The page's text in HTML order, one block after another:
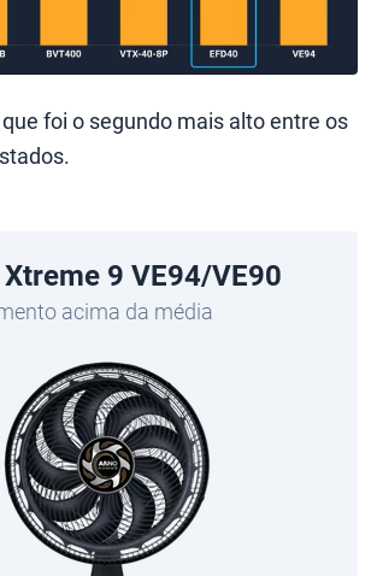
foi o segundo mais alto entre os
9 VE94/VE90
acima da média